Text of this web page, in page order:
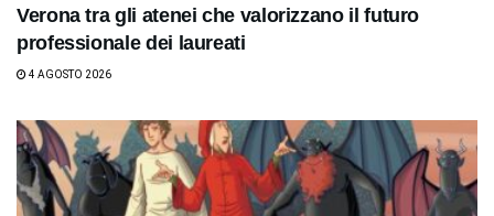
Verona tra gli atenei che valorizzano il futuro
professionale dei laureati
4 AGOSTO 2026